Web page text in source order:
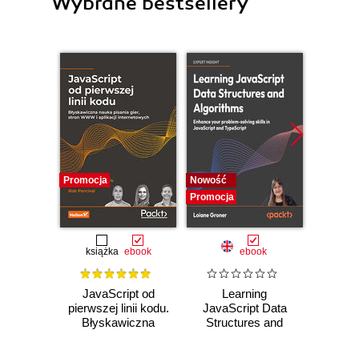
Promocja
książka ebook
JavaScript od
pierwszej linii kodu.
Błyskawiczna
Nowość
Promocja
ebook
Learning
JavaScript Data
Structures and